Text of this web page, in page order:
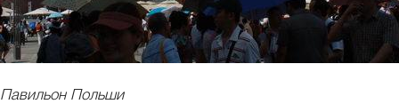
Павильон Польши